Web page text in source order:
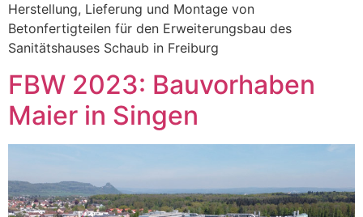
Herstellung, Lieferung und Montage von
Betonfertigteilen für den Erweiterungsbau des
Sanitätshauses Schaub in Freiburg
FBW 2023: Bauvorhaben
Maier in Singen